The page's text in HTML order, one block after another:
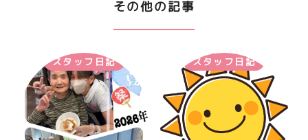
その他の記事
スタッフ日記 スタッフ日記